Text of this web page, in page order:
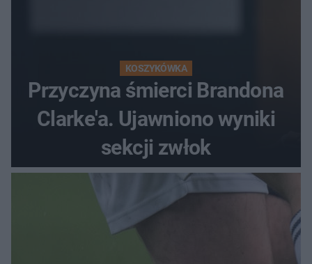
KOSZYKÓWKA
Przyczyna śmierci Brandona
Clarke'a. Ujawniono wyniki
sekcji zwłok